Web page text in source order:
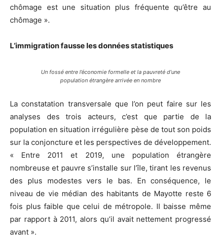
chômage est une situation plus fréquente qu’être au
chômage ».
L’immigration fausse les données statistiques
Un fossé entre l’économie formelle et la pauvreté d’une
population étrangère arrivée en nombre
La constatation transversale que l’on peut faire sur les
analyses des trois acteurs, c’est que partie de la
population en situation irrégulière pèse de tout son poids
sur la conjoncture et les perspectives de développement.
« Entre 2011 et 2019, une population étrangère
nombreuse et pauvre s’installe sur l’île, tirant les revenus
des plus modestes vers le bas. En conséquence, le
niveau de vie médian des habitants de Mayotte reste 6
fois plus faible que celui de métropole. Il baisse même
par rapport à 2011, alors qu’il avait nettement progressé
avant ».